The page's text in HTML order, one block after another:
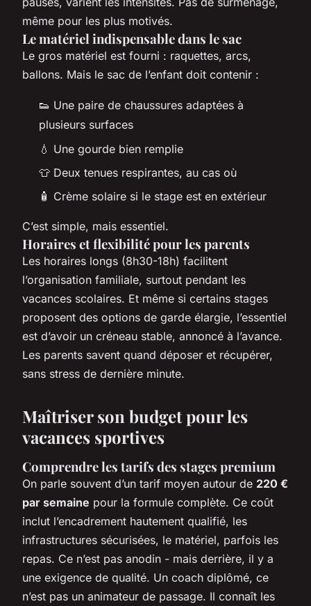
même pour les plus motivés.
Le matériel indispensable dans le sac
Le gros matériel est fourni : raquettes, arcs,
ballons. Mais le sac de l’enfant doit contenir :
👟 Une paire de chaussures adaptées à
plusieurs surfaces
💧 Une gourde bien remplie
👕 Deux tenues respirantes, au cas où
🧴 Crème solaire si le stage est en extérieur
C’est simple, mais essentiel.
Horaires et flexibilité pour les parents
Les horaires longs (8h30-18h) facilitent
l’organisation familiale, surtout pendant les
vacances scolaires. Et même si certains stages
proposent des options de garde élargie, l’essentiel
est d’avoir un créneau stable, annoncé à l’avance.
Les parents savent quand déposer et récupérer,
sans stress de dernière minute.
Maîtriser son budget pour les
vacances sportives
Comprendre les tarifs des stages premium
On parle souvent d’un tarif moyen autour de 220 €
par semaine pour la formule complète. Ce coût
inclut l’encadrement hautement qualifié, les
infrastructures sécurisées, le matériel, parfois les
repas. Ce n’est pas anodin - mais derrière, il y a
une exigence de qualité. Un coach diplômé, ce
n’est pas un animateur de passage. Il connaît les